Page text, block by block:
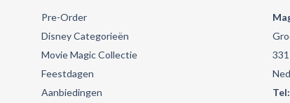
Pre-Order
Disney Categorieën
Movie Magic Collectie
Feestdagen
Aanbiedingen
Tel: